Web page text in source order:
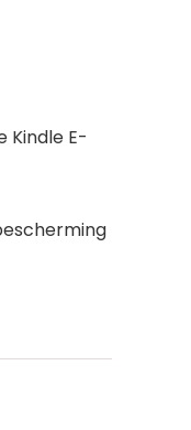
E-